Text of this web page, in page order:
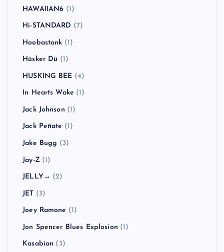
HAWAIIAN6 (1)
Hi-STANDARD (7)
Hoobastank (1)
Hüsker Dü (1)
HUSKING BEE (4)
In Hearts Wake (1)
Jack Johnson (1)
Jack Peñate (1)
Jake Bugg (3)
Jay-Z(1)
JELLY→ (2)
JET (3)
Joey Ramone (1)
Jon Spencer Blues Explosion (1)
Kasabian (3)